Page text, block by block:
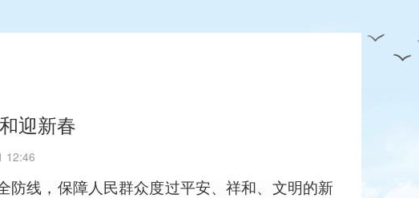
迎新春
12:46
防线，保障人民群众度过平安、祥和、文明的新